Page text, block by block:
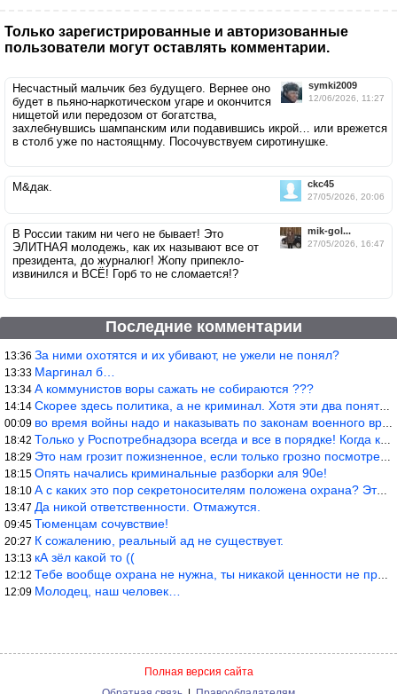
Только зарегистрированные и авторизованные
пользователи могут оставлять комментарии.
symki2009
12/06/2026, 11:27
Несчастный мальчик без будущего. Вернее оно
будет в пьяно-наркотическом угаре и окончится
нищетой или передозом от богатства,
захлебнувшись шампанским или подавившись икрой… или врежется
в столб уже по настоящнму. Посочувствуем сиротинушке.
ckc45
27/05/2026, 20:06
М&дак.
mik-gol...
27/05/2026, 16:47
В России таким ни чего не бывает! Это
ЭЛИТНАЯ молодежь, как их называют все от
президента, до журналюг! Жопу припекло-
извинился и ВСЁ! Горб то не сломается!?
Последние комментарии
13:36 За ними охотятся и их убивают, не ужели не понял?
13:33 Маргинал б…
13:34 А коммунистов воры сажать не собираются ???
14:14 Скорее здесь политика, а не криминал. Хотя эти два понятия начин
00:09 во время войны надо и наказывать по законам военного времени, а
18:42 Только у Роспотребнадзора всегда и все в порядке! Когда касается
18:29 Это нам грозит пожизненное, если только грозно посмотреть в их с
18:15 Опять начались криминальные разборки аля 90е!
18:10 А с каких это пор секретоносителям положена охрана? Это его зада
13:47 Да никой ответственности. Отмажутся.
09:45 Тюменцам сочувствие!
20:27 К сожалению, реальный ад не существует.
13:13 кА зёл какой то ((
12:12 Тебе вообще охрана не нужна, ты никакой ценности не представляеш
12:09 Молодец, наш человек…
Полная версия сайта